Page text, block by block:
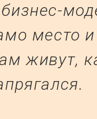
место
живут,